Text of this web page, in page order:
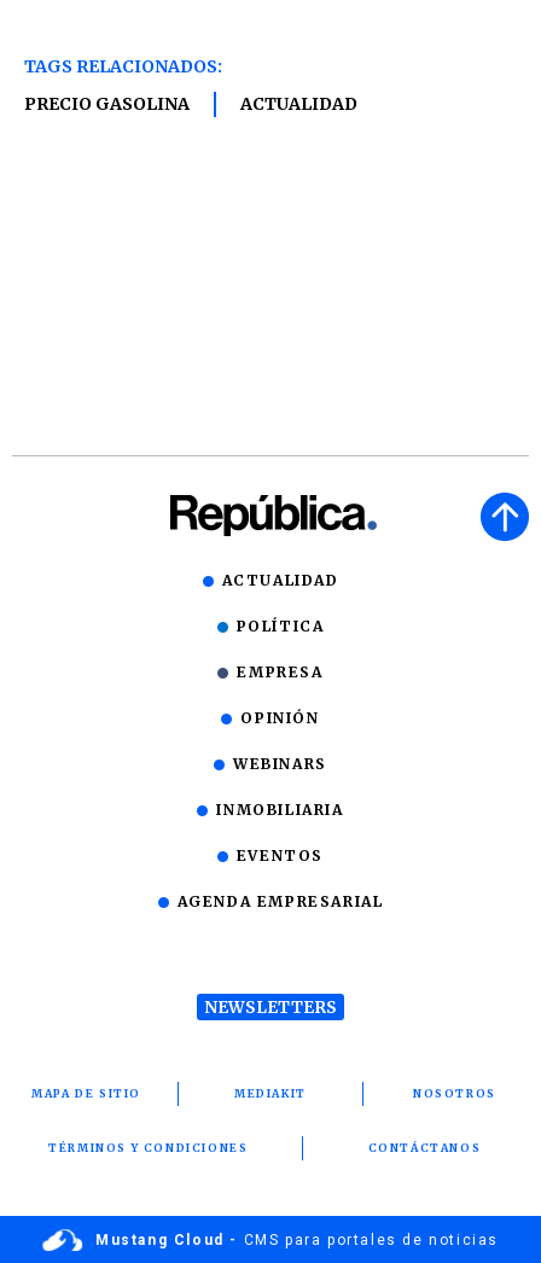
TAGS RELACIONADOS:
PRECIO GASOLINA
ACTUALIDAD
ACTUALIDAD
POLÍTICA
EMPRESA
OPINIÓN
WEBINARS
INMOBILIARIA
EVENTOS
AGENDA EMPRESARIAL
NEWSLETTERS
MAPA DE SITIO MEDIAKIT NOSOTROS
TÉRMINOS Y CONDICIONES CONTÁCTANOS
Mustang Cloud - CMS para portales de noticias